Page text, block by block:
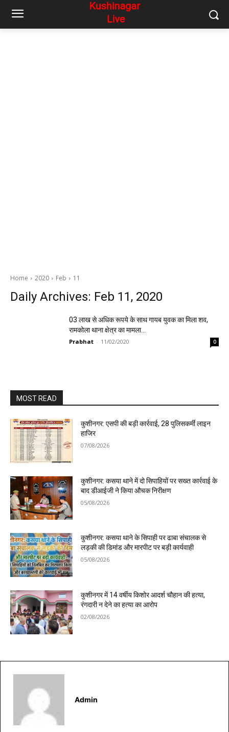
Home 2020 Feb 11
Daily Archives: Feb 11, 2020
03 लाख से अधिक रूपये के साथ गायब युवक का मिला शव,
रामकोला थाना क्षेत्र का मामला…
Prabhat - 11/02/2020 0
MOST READ
कुशीनगर: एसपी की बड़ी कार्रवाई, 28 पुलिसकर्मी लाइन
हाजिर
07/08/2026
कुशीनगर: कसया थाने में दो सिपाहियों पर सख्त कार्रवाई के
बाद डीआईजी ने किया औचक निरीक्षण
05/08/2026
कुशीनगर: कसया थाने के सिपाही पर ढाबा संचालक से
लड़की की डिमांड और मारपीट पर बड़ी कार्यवाही
05/08/2026
कुशीनगर में 14 वर्षीय किशोर आदर्श चौहान की हत्या,
रंगदारी न देने का हत्या का आरोप
02/08/2026
Admin